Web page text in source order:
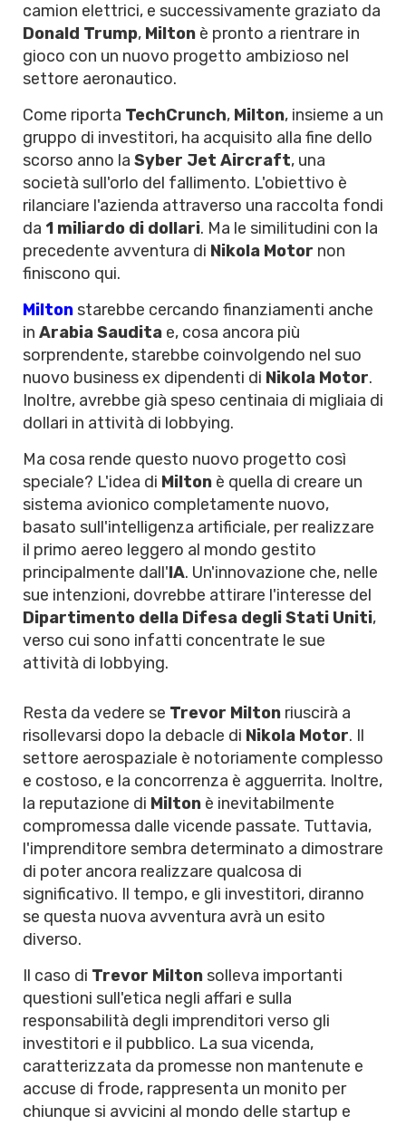
camion elettrici, e successivamente graziato da
Donald Trump, Milton è pronto a rientrare in
gioco con un nuovo progetto ambizioso nel
settore aeronautico.
Come riporta TechCrunch, Milton, insieme a un
gruppo di investitori, ha acquisito alla fine dello
scorso anno la Syber Jet Aircraft, una
società sull'orlo del fallimento. L'obiettivo è
rilanciare l'azienda attraverso una raccolta fondi
da 1 miliardo di dollari. Ma le similitudini con la
precedente avventura di Nikola Motor non
finiscono qui.
Milton starebbe cercando finanziamenti anche
in Arabia Saudita e, cosa ancora più
sorprendente, starebbe coinvolgendo nel suo
nuovo business ex dipendenti di Nikola Motor.
Inoltre, avrebbe già speso centinaia di migliaia di
dollari in attività di lobbying.
Ma cosa rende questo nuovo progetto così
speciale? L'idea di Milton è quella di creare un
sistema avionico completamente nuovo,
basato sull'intelligenza artificiale, per realizzare
il primo aereo leggero al mondo gestito
principalmente dall'IA. Un'innovazione che, nelle
sue intenzioni, dovrebbe attirare l'interesse del
Dipartimento della Difesa degli Stati Uniti,
verso cui sono infatti concentrate le sue
attività di lobbying.
Resta da vedere se Trevor Milton riuscirà a
risollevarsi dopo la debacle di Nikola Motor. Il
settore aerospaziale è notoriamente complesso
e costoso, e la concorrenza è agguerrita. Inoltre,
la reputazione di Milton è inevitabilmente
compromessa dalle vicende passate. Tuttavia,
l'imprenditore sembra determinato a dimostrare
di poter ancora realizzare qualcosa di
significativo. Il tempo, e gli investitori, diranno
se questa nuova avventura avrà un esito
diverso.
Il caso di Trevor Milton solleva importanti
questioni sull'etica negli affari e sulla
responsabilità degli imprenditori verso gli
investitori e il pubblico. La sua vicenda,
caratterizzata da promesse non mantenute e
accuse di frode, rappresenta un monito per
chiunque si avvicini al mondo delle startup e